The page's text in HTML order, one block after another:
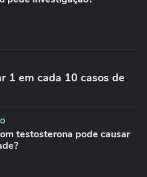
1 em cada 10 casos de
testosterona pode causar